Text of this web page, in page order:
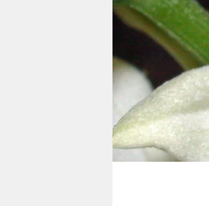
verlag
veranstaltungen
shop
fragen & hilfe
unterstützen